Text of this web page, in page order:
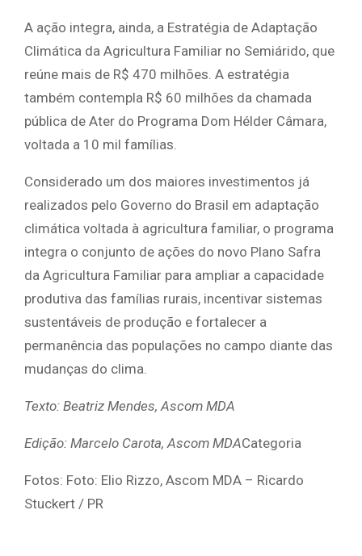
A ação integra, ainda, a Estratégia de Adaptação
Climática da Agricultura Familiar no Semiárido, que
reúne mais de R$ 470 milhões. A estratégia
também contempla R$ 60 milhões da chamada
pública de Ater do Programa Dom Hélder Câmara,
voltada a 10 mil famílias.
Considerado um dos maiores investimentos já
realizados pelo Governo do Brasil em adaptação
climática voltada à agricultura familiar, o programa
integra o conjunto de ações do novo Plano Safra
da Agricultura Familiar para ampliar a capacidade
produtiva das famílias rurais, incentivar sistemas
sustentáveis de produção e fortalecer a
permanência das populações no campo diante das
mudanças do clima.
Texto: Beatriz Mendes, Ascom MDA
Edição: Marcelo Carota, Ascom MDACategoria
Fotos: Foto: Elio Rizzo, Ascom MDA – Ricardo
Stuckert / PR